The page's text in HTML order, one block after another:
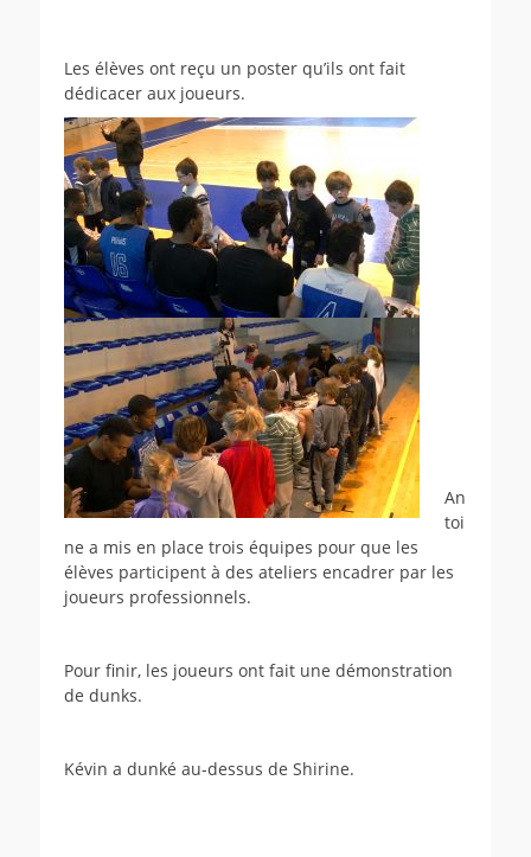
Les élèves ont reçu un poster qu’ils ont fait
dédicacer aux joueurs.
An
toi
ne a mis en place trois équipes pour que les
élèves participent à des ateliers encadrer par les
joueurs professionnels.
Pour finir, les joueurs ont fait une démonstration
de dunks.
Kévin a dunké au-dessus de Shirine.